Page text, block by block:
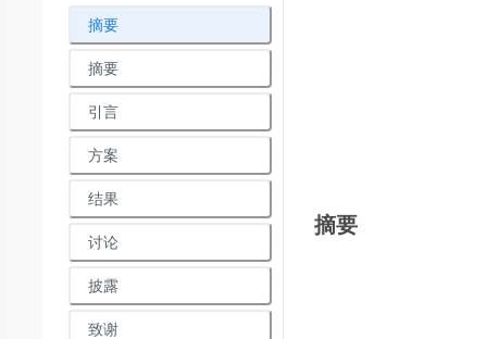
摘要
摘要
引言
方案
结果
讨论
披露
致谢
摘要